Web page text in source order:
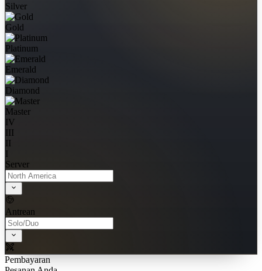
Silver
Gold
Platinum
Emerald
Diamond
Master
IV
III
II
I
Server
Antrean
Pembayaran